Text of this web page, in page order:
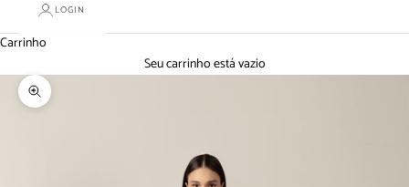
LOGIN
Carrinho
Seu carrinho está vazio
Zoom na imagem